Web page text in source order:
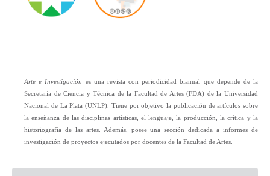
Arte e Investigación
es una revista con periodicidad bianual que depende de la
Secretaría de Ciencia y Técnica de la Facultad de Artes (FDA) de la Universidad
Nacional de La Plata (UNLP). Tiene por objetivo la publicación de artículos sobre
la enseñanza de las disciplinas artísticas, el lenguaje, la producción, la crítica y la
historiografía de las artes. Además, posee una sección dedicada a informes de
investigación de proyectos ejecutados por docentes de la Facultad de Artes.